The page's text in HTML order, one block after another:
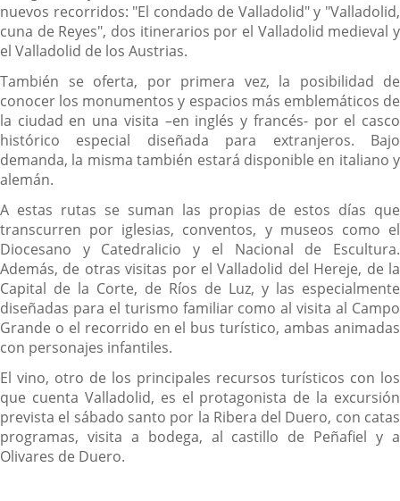
nuevos recorridos: "El condado de Valladolid" y "Valladolid,
cuna de Reyes", dos itinerarios por el Valladolid medieval y
el Valladolid de los Austrias.
También se oferta, por primera vez, la posibilidad de
conocer los monumentos y espacios más emblemáticos de
la ciudad en una visita –en inglés y francés- por el casco
histórico especial diseñada para extranjeros. Bajo
demanda, la misma también estará disponible en italiano y
alemán.
A estas rutas se suman las propias de estos días que
transcurren por iglesias, conventos, y museos como el
Diocesano y Catedralicio y el Nacional de Escultura.
Además, de otras visitas por el Valladolid del Hereje, de la
Capital de la Corte, de Ríos de Luz, y las especialmente
diseñadas para el turismo familiar como al visita al Campo
Grande o el recorrido en el bus turístico, ambas animadas
con personajes infantiles.
El vino, otro de los principales recursos turísticos con los
que cuenta Valladolid, es el protagonista de la excursión
prevista el sábado santo por la Ribera del Duero, con catas
programas, visita a bodega, al castillo de Peñafiel y a
Olivares de Duero.